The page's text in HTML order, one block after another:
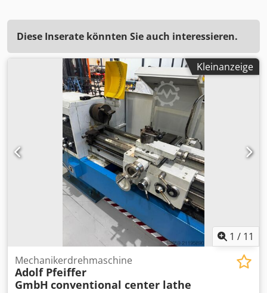
Diese Inserate könnten Sie auch interessieren.
Kleinanzeige
1 / 11
Mechanikerdrehmaschine
Adolf Pfeiffer
GmbH conventional center lathe